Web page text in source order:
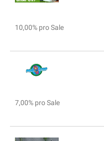
10,00% pro Sale
7,00% pro Sale